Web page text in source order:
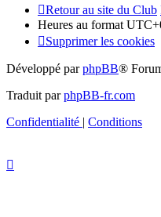
Retour au site du Club
Heures au format
Supprimer les cookies
Développé parphpBB®
Traduit parphpBB-fr.com
Confidentialité | Conditions